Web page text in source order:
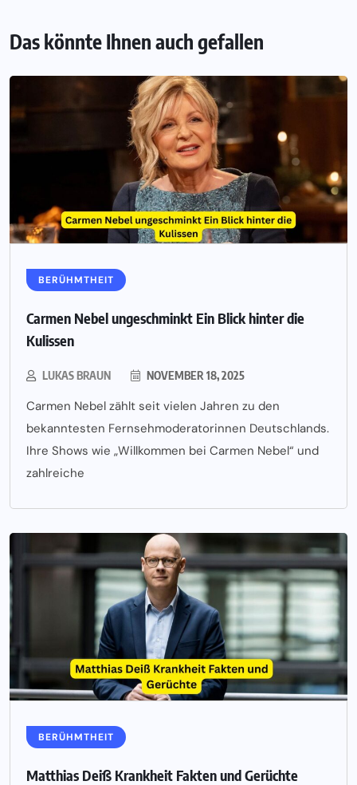
Das könnte Ihnen auch gefallen
BERÜHMTHEIT
Carmen Nebel ungeschminkt Ein Blick hinter die
Kulissen
LUKAS BRAUN NOVEMBER 18, 2025
Carmen Nebel zählt seit vielen Jahren zu den
bekanntesten Fernsehmoderatorinnen Deutschlands.
Ihre Shows wie „Willkommen bei Carmen Nebel“ und
zahlreiche
BERÜHMTHEIT
Matthias Deiß Krankheit Fakten und Gerüchte